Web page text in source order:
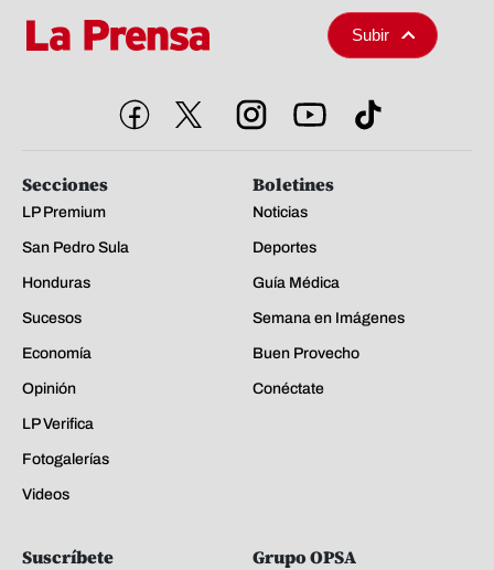
Subir
Secciones
LP Premium
San Pedro Sula
Honduras
Sucesos
Economía
Opinión
LP Verifica
Fotogalerías
Videos
Boletines
Noticias
Deportes
Guía Médica
Semana en Imágenes
Buen Provecho
Conéctate
Suscríbete Grupo OPSA